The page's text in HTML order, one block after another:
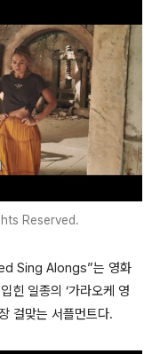
Reserved.
Sing Alongs”는 영화
힌 일종의 ‘가라오케 영
걸맞는 서플먼트다.